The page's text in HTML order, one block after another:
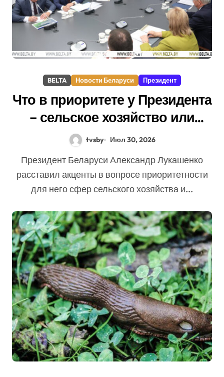
BELTA Новости Беларуси Президент
Что в приоритете у Президента
– сельское хозяйство или
промышленность? Лукашенко
tvsby Июл 30, 2026
Президент Беларуси Александр Лукашенко
расставил акценты в вопросе приоритетности
для него сфер сельского хозяйства и...